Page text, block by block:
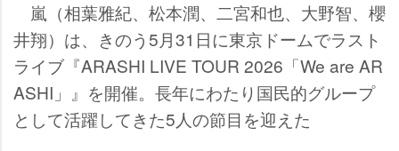
嵐（相葉雅紀、松本潤、二宮和也、大野智、櫻
井翔）は、きのう5月31日に東京ドームでラスト
ライブ『ARASHI LIVE TOUR 2026「We are AR
ASHI」』を開催。長年にわたり国民的グループ
として活躍してきた5人の節目を迎えた